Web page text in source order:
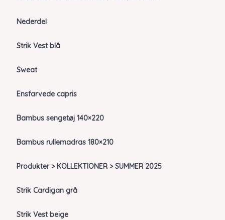
Nederdel
Strik Vest blå
Sweat
Ensfarvede capris
Bambus sengetøj 140×220
Bambus rullemadras 180×210
Produkter > KOLLEKTIONER > SUMMER 2025
Strik Cardigan grå
Strik Vest beige